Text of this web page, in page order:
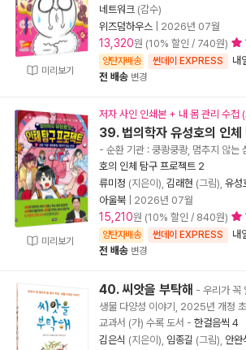
미리보기
네트워크 (감수)
위즈덤하우스
2026년 07월
13,320원 (10% 할인 / 740원)
양탄자배송 썬데이 EXPRESS 내
전 배송 변경
미리보기
저자 사인 인쇄본 + 내 몸 관리 수첩
39. 법의학자 유성호의 인체
- 순환 기관 : 쿵쾅쿵쾅, 멈추지 않는
호의 인체 탐구 프로젝트 2
류미정 (지은이), 김래현 (그림), 유성
아울북
2026년 07월
15,210원 (10% 할인 / 840원)
양탄자배송 썬데이 EXPRESS 내
전 배송 변경
40. 씨앗을 부탁해 - 우리가 꼭
생물 다양성 이야기, 2025년 개정
교과서 (가) 수록 도서 - 한걸음씩 4
김은식 (지은이), 임종길 (그림), 안완